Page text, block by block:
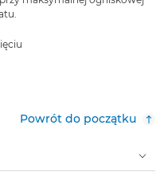
Powrót do początku